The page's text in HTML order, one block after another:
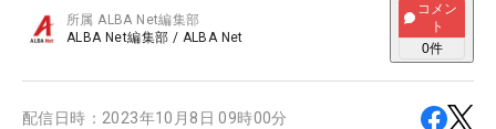
所属ALBA Net編集部
ALBA Net編集部 / ALBA Net
コメン
ト
0件
配信日時： 2023年10月8日 09時00分